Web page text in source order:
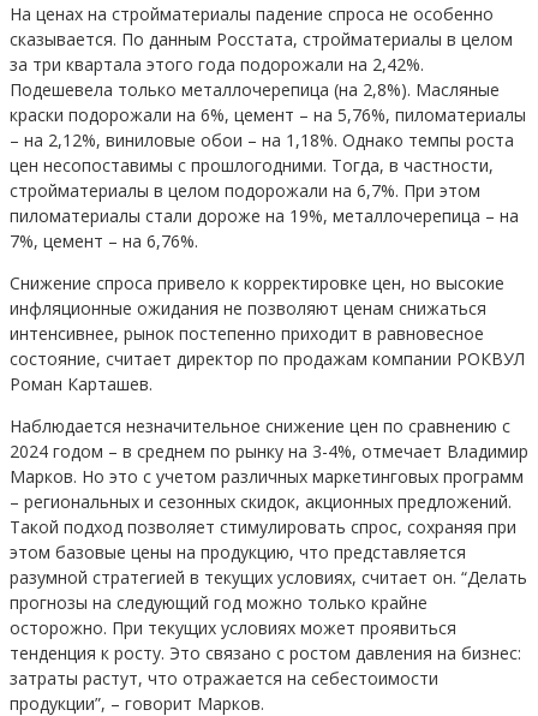
На ценах на стройматериалы падение спроса не особенно
сказывается. По данным Росстата, стройматериалы в целом
за три квартала этого года подорожали на 2,42%.
Подешевела только металлочерепица (на 2,8%). Масляные
краски подорожали на 6%, цемент – на 5,76%, пиломатериалы
– на 2,12%, виниловые обои – на 1,18%. Однако темпы роста
цен несопоставимы с прошлогодними. Тогда, в частности,
стройматериалы в целом подорожали на 6,7%. При этом
пиломатериалы стали дороже на 19%, металлочерепица – на
7%, цемент – на 6,76%.
Снижение спроса привело к корректировке цен, но высокие
инфляционные ожидания не позволяют ценам снижаться
интенсивнее, рынок постепенно приходит в равновесное
состояние, считает директор по продажам компании РОКВУЛ
Роман Карташев.
Наблюдается незначительное снижение цен по сравнению с
2024 годом – в среднем по рынку на 3-4%, отмечает Владимир
Марков. Но это с учетом различных маркетинговых программ
– региональных и сезонных скидок, акционных предложений.
Такой подход позволяет стимулировать спрос, сохраняя при
этом базовые цены на продукцию, что представляется
разумной стратегией в текущих условиях, считает он. “Делать
прогнозы на следующий год можно только крайне
осторожно. При текущих условиях может проявиться
тенденция к росту. Это связано с ростом давления на бизнес:
затраты растут, что отражается на себестоимости
продукции”, – говорит Марков.